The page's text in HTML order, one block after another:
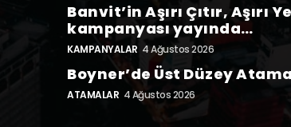
Banvit’in Aşırı Çıtır, Aşırı
kampanyası yayında…
KAMPANYALAR 4 Ağustos 2026
Boyner’de Üst Düzey Atama
ATAMALAR 4 Ağustos 2026